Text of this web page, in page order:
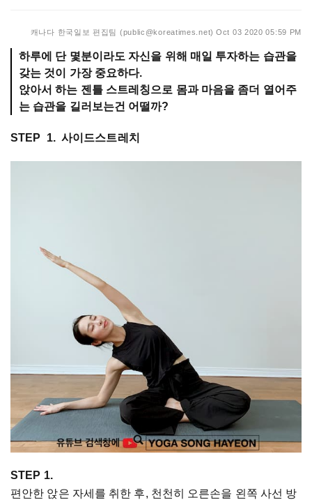
캐나다 한국일보 편집팀 (public@koreatimes.net) Oct 03 2020 05:59 PM
하루에 단 몇분이라도 자신을 위해 매일 투자하는 습관을
갖는 것이 가장 중요하다.
앉아서 하는 젠틀 스트레칭으로 몸과 마음을 좀더 열어주
는 습관을 길러보는건 어떨까?
STEP 1. 사이드스트레치
STEP 1.
편안한 앉은 자세를 취한 후, 천천히 오른손을 왼쪽 사선 방